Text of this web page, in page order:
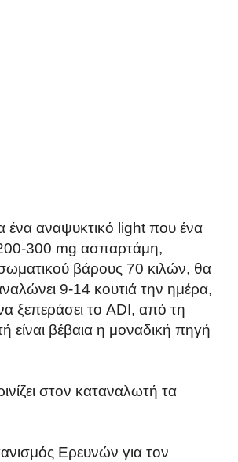
ένα αναψυκτικό light που ένα
200-300 mg ασπαρτάμη,
βάρους 70 κιλών, θα
9-14 κουτιά την ημέρα,
ξεπεράσει το ADI, από τη
είναι βέβαια η μοναδική πηγή
στον καταναλωτή τα
Ερευνών για τον